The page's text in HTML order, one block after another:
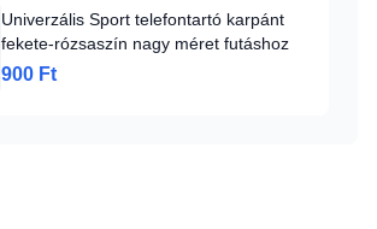
Univerzális Sport telefontartó karpánt
fekete-rózsaszín nagy méret futáshoz
900 Ft